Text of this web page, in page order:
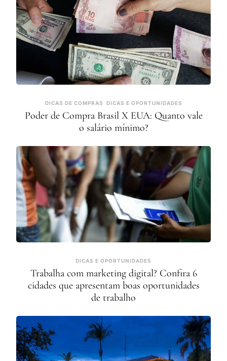
DICAS DE COMPRAS DICAS E OPORTUNIDADES
Poder de Compra Brasil X EUA: Quanto vale
o salário mínimo?
DICAS E OPORTUNIDADES
Trabalha com marketing digital? Confira 6
cidades que apresentam boas oportunidades
de trabalho